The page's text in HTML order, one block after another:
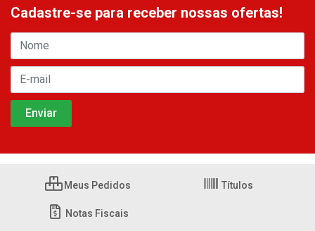
Cadastre-se para receber nossas ofertas!
Meus Pedidos Títulos
Notas Fiscais